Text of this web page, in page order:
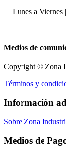
Lunes a Viernes
Medios de
Copyright © Zona
Términos y
Información
Sobre Zona
Medios de